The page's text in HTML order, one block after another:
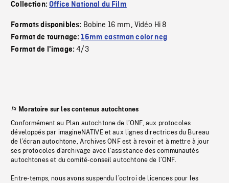
Collection:Office National du Film
Formats disponibles: Bobine 16 mm, Vidéo Hi 8
Format de tournage:16mm eastman color neg
Format de l'image:4/3
Moratoire sur les contenus autochtones
Conformément au Plan autochtone de l’ONF, aux protocoles
développés par imagineNATIVE et aux lignes directrices du Bureau
de l’écran autochtone, Archives ONF est à revoir et à mettre à jour
ses protocoles d’archivage avec l’assistance des communautés
autochtones et du comité-conseil autochtone de l’ONF.
Entre-temps, nous avons suspendu l’octroi de licences pour les